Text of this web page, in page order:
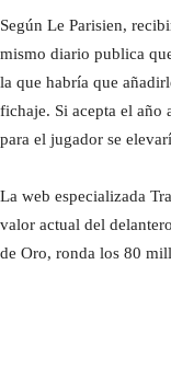
Según Le Parisien,
mismo diario publica
la que habría que
fichaje. Si acepta el año
para el jugador se
La web especializada
valor actual del
de Oro, ronda los 80